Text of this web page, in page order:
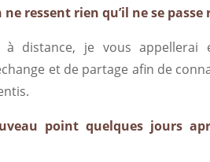
ne ressent rien qu’il ne se passe
distance, je vous appellerai
et de partage afin de
point quelques jours